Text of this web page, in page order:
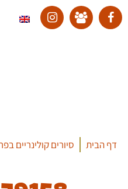
דף הבית סיורים קולינריים